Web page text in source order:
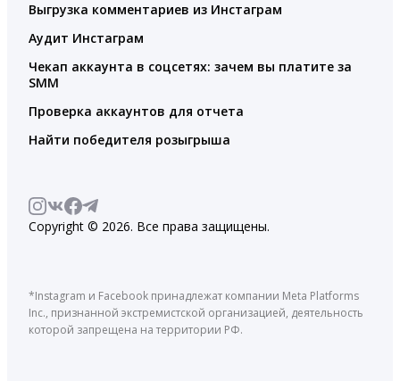
Выгрузка комментариев из Инстаграм
Аудит Инстаграм
Чекап аккаунта в соцсетях: зачем вы платите за
SMM
Проверка аккаунтов для отчета
Найти победителя розыгрыша
Copyright © 2026. Все права защищены.
*Instagram и Facebook принадлежат компании Meta Platforms
Inc., признанной экстремистской организацией, деятельность
которой запрещена на территории РФ.